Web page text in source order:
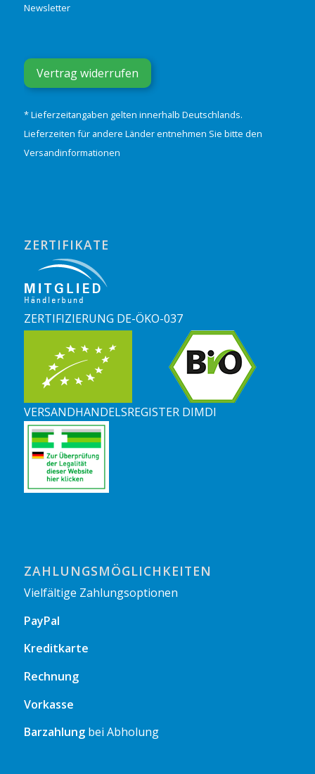
Newsletter
Vertrag widerrufen
* Lieferzeitangaben gelten innerhalb Deutschlands.
Lieferzeiten für andere Länder entnehmen Sie bitte den
Versandinformationen
ZERTIFIKATE
ZERTIFIZIERUNG DE-ÖKO-037
VERSANDHANDELSREGISTER DIMDI
ZAHLUNGSMÖGLICHKEITEN
Vielfältige Zahlungsoptionen
PayPal
Kreditkarte
Rechnung
Vorkasse
Barzahlungbei Abholung